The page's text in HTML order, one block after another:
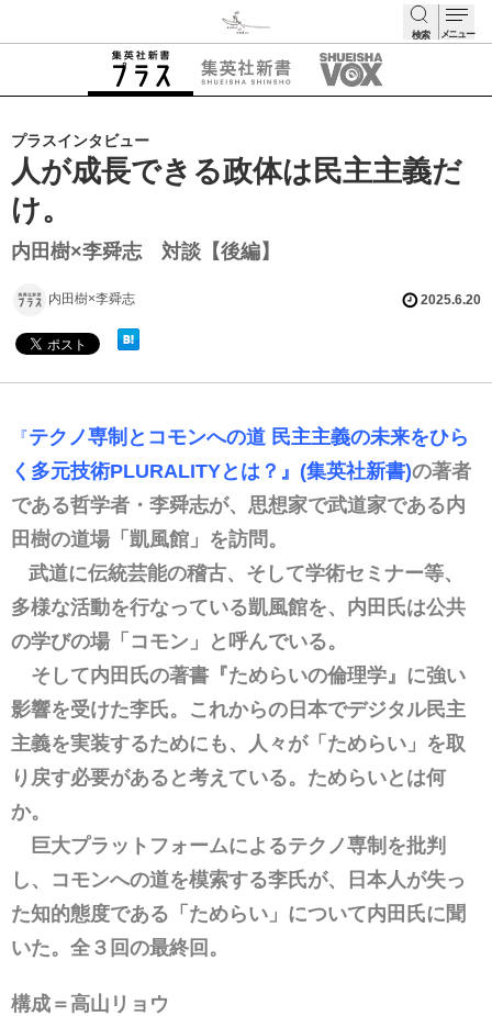
検索 メニュー
プラスインタビュー
人が成長できる政体は民主主義だ
け。
内田樹×李舜志 対談【後編】
内田樹×李舜志 2025.6.20
『テクノ専制とコモンへの道 民主主義の未来をひら
く多元技術PLURALITYとは？』(集英社新書)の著者
である哲学者・李舜志が、思想家で武道家である内
田樹の道場「凱風館」を訪問。
武道に伝統芸能の稽古、そして学術セミナー等、
多様な活動を行なっている凱風館を、内田氏は公共
の学びの場「コモン」と呼んでいる。
そして内田氏の著書『ためらいの倫理学』に強い
影響を受けた李氏。これからの日本でデジタル民主
主義を実装するためにも、人々が「ためらい」を取
り戻す必要があると考えている。ためらいとは何
か。
巨大プラットフォームによるテクノ専制を批判
し、コモンへの道を模索する李氏が、日本人が失っ
た知的態度である「ためらい」について内田氏に聞
いた。全３回の最終回。
構成＝高山リョウ